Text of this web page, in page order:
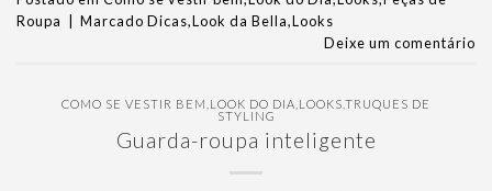
Roupa
Marcado Dicas,Look da Bella,Looks
Deixe um comentário
COMO SE VESTIR BEM LOOK DO DIA LOOKS TRUQUES DE
STYLING
Guarda-roupa inteligente